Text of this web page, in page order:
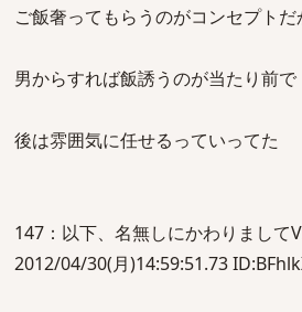
ご飯奢ってもらうのがコンセプトだ
男からすれば飯誘うのが当たり前で
後は雰囲気に任せるっていってた
147：以下、名無しにかわりまして
2012/04/30(月)14:59:51.73